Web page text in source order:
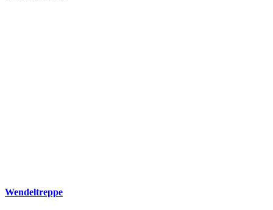
Wendeltreppe